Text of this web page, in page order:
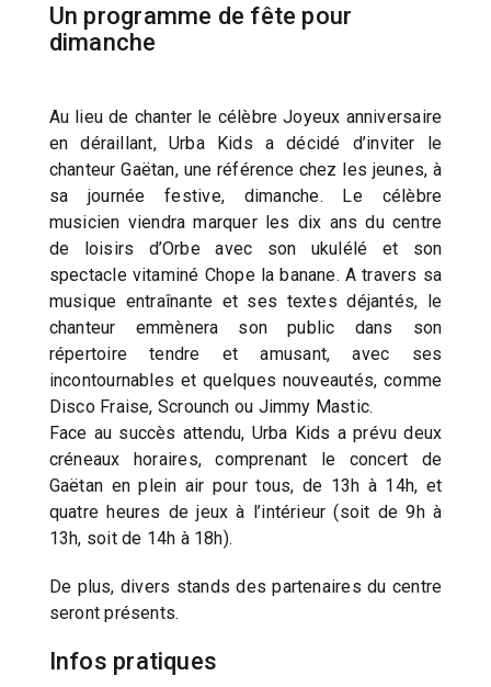
Un programme de fête pour
dimanche
Au lieu de chanter le célèbre Joyeux anniversaire
en déraillant, Urba Kids a décidé d’inviter le
chanteur Gaëtan, une référence chez les jeunes, à
sa journée festive, dimanche. Le célèbre
musicien viendra marquer les dix ans du centre
de loisirs d’Orbe avec son ukulélé et son
spectacle vitaminé Chope la banane. A travers sa
musique entraînante et ses textes déjantés, le
chanteur emmènera son public dans son
répertoire tendre et amusant, avec ses
incontournables et quelques nouveautés, comme
Disco Fraise, Scrounch ou Jimmy Mastic.
Face au succès attendu, Urba Kids a prévu deux
créneaux horaires, comprenant le concert de
Gaëtan en plein air pour tous, de 13h à 14h, et
quatre heures de jeux à l’intérieur (soit de 9h à
13h, soit de 14h à 18h).
De plus, divers stands des partenaires du centre
seront présents.
Infos pratiques